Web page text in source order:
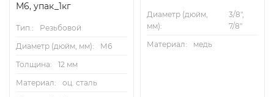
М6, упак_1кг
Тип.:
Резьбовой
Диаметр (дюйм, мм):
М6
Толщина:
12 мм
Материал:
оц. сталь
Диаметр (дюйм,
мм):
3/8",
7/8"
Материал:
медь